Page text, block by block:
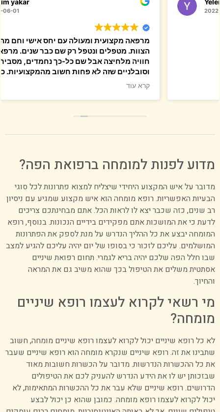
מטופלים כל המשפחה
המרפאה הכי טובה בעיר חולון
יחס אנוש מעולה ציוד הכי חדיש ומתקדם
הצוות מקצועי ביותר
מדוע לפנות למומחה ברפואת הפה?
מדובר על איש המקצוע היחידי שיצליח למצוא פתרונות לכל סוגי
הבעיות האפשריות. רופא מומחה הוא איש מקצוע שמגיע עם ניסיון
רב שנים, כזה שכבר יצא לו לראות הכל. אתם מבחינתכם צריכים
לדעת כי את המושכות אתם מפקידים בידיים הנכונות. בנוסף, רופא
המומחה יבצע את כל ההליך הנדרש על מנת לספק את הפתרונות
המושלמים. עליכם לזכור כי בסופו של יום יהיה עליכם להגיע למצב
שבו חלל הפה שלכם יהיה בריא לגמרי. תחום רפואת שיניים
אסתטית משלים את הטיפול בכך שהוא משיב גם את המראה
והחיוך.
מי רשאי לקרוא לעצמו רופא שיניים
מומחה?
לא כל רופא שיניים יכול לקרוא לעצמו רופא שיניים מומחה, חשוב
שתבינו את זה. רופא שיניים שנקרא מומחה הוא רופא שיניים שעבר
את כל ההכשרות הנדרשות. מדובר על הכשרות חשובות מאוד
שבזכותן יש לו את הידע הנדרש להעניק לכם את הטיפולים
הדרושים. רופא שיניים שלא עבר את כל ההכשרות המתאימות, לא
יכול לקרוא לעצמו רופא מומחה. כמובן שהוא כן יכול לבצע